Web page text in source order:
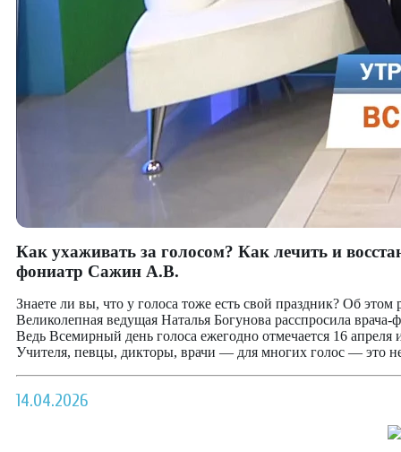
Как ухаживать за голосом? Как лечить и
фониатр Сажин А.В.
Знаете ли вы, что у голоса тоже есть свой праздник? Об
Великолепная ведущая Наталья Богунова расспросила
Ведь Всемирный день голоса ежегодно отмечается 16
Учителя, певцы, дикторы, врачи — для многих голос — это не
14.04.2026